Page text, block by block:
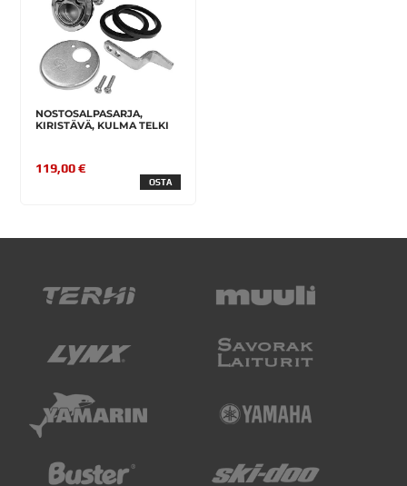
NOSTOSALPASARJA,
KIRISTÄVÄ, KULMA TELKI
119,00 €
OSTA